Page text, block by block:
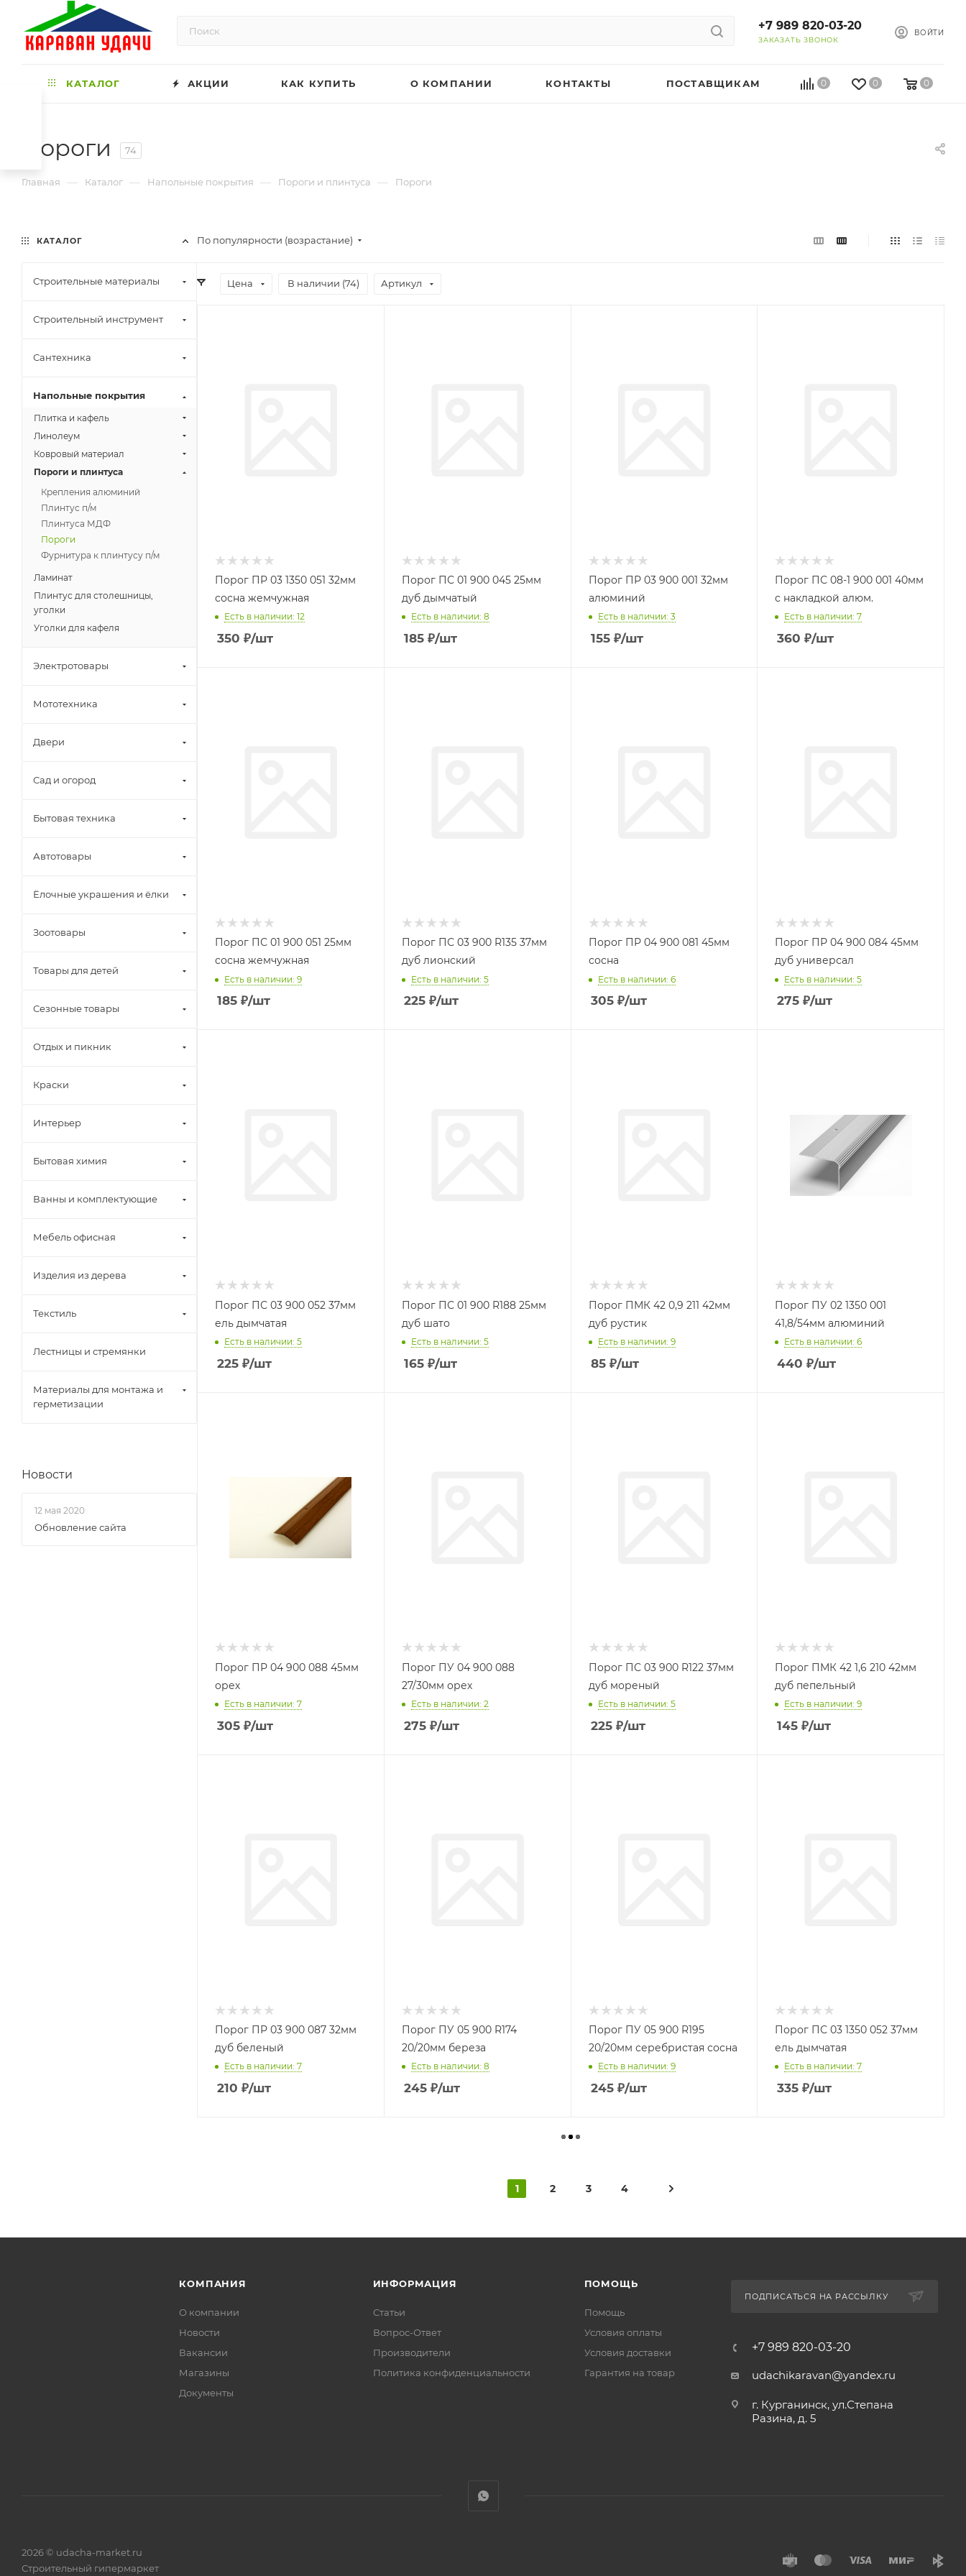
+7 989 820-03-20
ЗАКАЗАТЬ ЗВОНОК
ВОЙТИ
0 0 0
КАТАЛОГ АКЦИИ КАК КУПИТЬ О КОМПАНИИ КОНТАКТЫ ПОСТАВЩИКАМ
Пороги 74
Главная — Каталог — Напольные покрытия — Пороги и плинтуса — Пороги
По популярности (возрастание)
Цена В наличии (74) Артикул
Порог ПР 03 1350 051 32мм
сосна жемчужная
Есть в наличии: 12
350 ₽/шт
Порог ПС 01 900 045 25мм
дуб дымчатый
Есть в наличии: 8
185₽/шт
Порог ПР 03 900 001 32мм
алюминий
Есть в наличии: 3
155₽/шт
Порог ПС 08-1 900 001 40мм
с накладкой алюм.
Есть в наличии: 7
360 ₽/шт
Порог ПС 01 900 051 25мм
сосна жемчужная
Есть в наличии: 9
185 ₽/шт
Порог ПС 03 900 R135 37мм
дуб лионский
Есть в наличии: 5
225₽/шт
Порог ПР 04 900 081 45мм
сосна
Есть в наличии: 6
305₽/шт
Порог ПР 04 900 084 45мм
дуб универсал
Есть в наличии: 5
275 ₽/шт
Порог ПС 03 900 052 37мм
ель дымчатая
Есть в наличии: 5
225 ₽/шт
Порог ПС 01 900 R188 25мм
дуб шато
Есть в наличии: 5
165₽/шт
Порог ПМК 42 0,9 211 42мм
дуб рустик
Есть в наличии: 9
85₽/шт
Порог ПУ 02 1350 001
41,8/54мм алюминий
Есть в наличии: 6
440 ₽/шт
Порог ПР 04 900 088 45мм
орех
Есть в наличии: 7
305 ₽/шт
Порог ПУ 04 900 088
27/30мм орех
Есть в наличии: 2
275₽/шт
Порог ПС 03 900 R122 37мм
дуб мореный
Есть в наличии: 5
225₽/шт
Порог ПМК 42 1,6 210 42мм
дуб пепельный
Есть в наличии: 9
145 ₽/шт
Порог ПР 03 900 087 32мм
дуб беленый
Есть в наличии: 7
210 ₽/шт
Порог ПУ 05 900 R174
20/20мм береза
Есть в наличии: 8
245₽/шт
Порог ПУ 05 900 R195
20/20мм серебристая сосна
Есть в наличии: 9
245₽/шт
Порог ПС 03 1350 052 37мм
ель дымчатая
Есть в наличии: 7
335 ₽/шт
1 2 3 4
КАТАЛОГ
Строительные материалы
Строительный инструмент
Сантехника
Напольные покрытия
Плитка и кафель
Линолеум
Ковровый материал
Пороги и плинтуса
Крепления алюминий
Плинтус п/м
Плинтуса МДФ
Пороги
Фурнитура к плинтусу п/м
Ламинат
Плинтус для столешницы,
уголки
Уголки для кафеля
Электротовары
Мототехника
Двери
Сад и огород
Бытовая техника
Автотовары
Ёлочные украшения и ёлки
Зоотовары
Товары для детей
Сезонные товары
Отдых и пикник
Краски
Интерьер
Бытовая химия
Ванны и комплектующие
Мебель офисная
Изделия из дерева
Текстиль
Лестницы и стремянки
Материалы для монтажа и
герметизации
Новости
12 мая 2020
Обновление сайта
КОМПАНИЯ
О компании
Новости
Вакансии
Магазины
Документы
ИНФОРМАЦИЯ
Статьи
Вопрос-Ответ
Производители
Политика конфиденциальности
ПОМОЩЬ
Помощь
Условия оплаты
Условия доставки
Гарантия на товар
ПОДПИСАТЬСЯ НА РАССЫЛКУ
+7 989 820-03-20
udachikaravan@yandex.ru
г. Курганинск, ул.Степана
Разина, д. 5
2026 © udacha-market.ru
Строительный гипермаркет